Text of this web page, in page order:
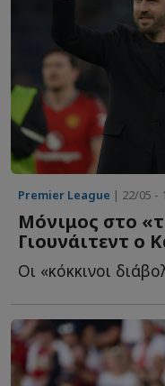
Premier League | 22/05 -
Μόνιμος στο
Γιουνάιτεντ ο
Οι «κόκκινοι